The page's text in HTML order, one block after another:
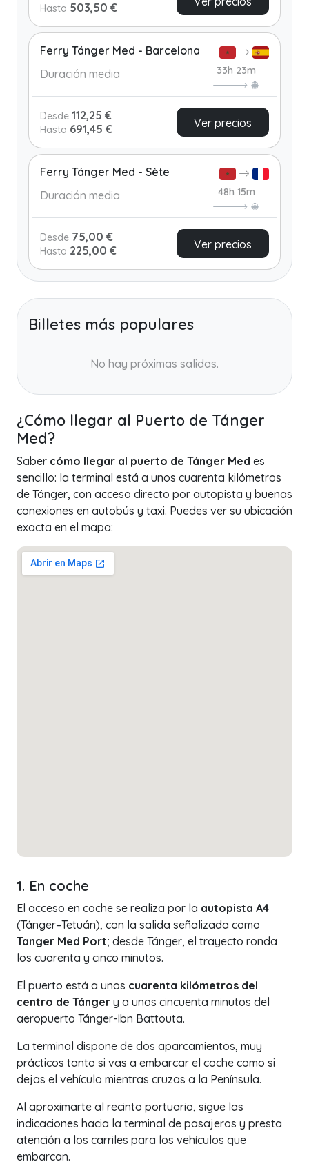
Hasta 503,50 €
Ferry Tánger Med - Barcelona
Duración media
33h 23m
Desde 112,25 €
Hasta 691,45 € Ver precios
Ferry Tánger Med - Sète
Duración media
48h 15m
Desde 75,00 €
Hasta 225,00 € Ver precios
Billetes más populares
No hay próximas salidas.
¿Cómo llegar al Puerto de Tánger
Med?
Saber cómo llegar al puerto de Tánger Med es
sencillo: la terminal está a unos cuarenta kilómetros
de Tánger, con acceso directo por autopista y buenas
conexiones en autobús y taxi. Puedes ver su ubicación
exacta en el mapa:
1. En coche
El acceso en coche se realiza por la autopista A4
(Tánger–Tetuán), con la salida señalizada como
Tanger Med Port; desde Tánger, el trayecto ronda
los cuarenta y cinco minutos.
El puerto está a unos cuarenta kilómetros del
centro de Tánger y a unos cincuenta minutos del
aeropuerto Tánger-Ibn Battouta.
La terminal dispone de dos aparcamientos, muy
prácticos tanto si vas a embarcar el coche como si
dejas el vehículo mientras cruzas a la Península.
Al aproximarte al recinto portuario, sigue las
indicaciones hacia la terminal de pasajeros y presta
atención a los carriles para los vehículos que
embarcan.